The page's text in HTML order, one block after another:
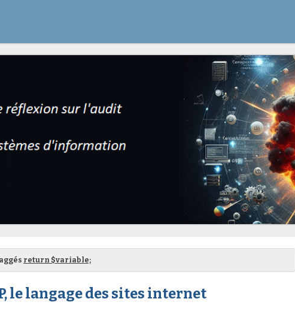
return $variable;
le langage des sites internet